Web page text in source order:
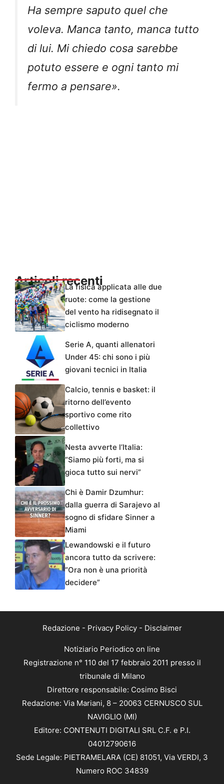
Ha sempre saputo quel che
voleva. Manca tanto, manca tutto
di lui. Mi chiedo cosa sarebbe
potuto essere e ogni tanto mi
fermo a pensare».
Articoli recentiLa fisica applicata alle due
ruote: come la gestione
del vento ha ridisegnato il
ciclismo moderno
Serie A, quanti allenatori
Under 45: chi sono i più
giovani tecnici in Italia
Calcio, tennis e basket: il
ritorno dell’evento
sportivo come rito
collettivo
Nesta avverte l’Italia:
“Siamo più forti, ma si
gioca tutto sui nervi”
Chi è Damir Dzumhur:
dalla guerra di Sarajevo al
sogno di sfidare Sinner a
Miami
Lewandowski e il futuro
ancora tutto da scrivere:
“Ora non è una priorità
decidere”
Redazione - Privacy Policy- Disclaimer
Notiziario Periodico on line
Registrazione n° 110 del 17 febbraio 2011 presso il
tribunale di Milano
Direttore responsabile: Cosimo Bisci
Redazione: Via Mariani, 8 – 20063 CERNUSCO SUL
NAVIGLIO (MI)
Editore: CONTENUTI DIGITALI SRL C.F. e P.I.
04012790616
Sede Legale: PIETRAMELARA (CE) 81051, Via VERDI, 3
Numero ROC 34839